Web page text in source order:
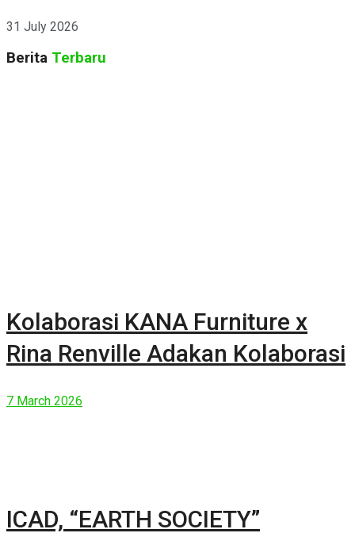
31 July 2026
Berita Terbaru
Kolaborasi KANA Furniture x
Rina Renville Adakan Kolaborasi
7 March 2026
ICAD, “EARTH SOCIETY”